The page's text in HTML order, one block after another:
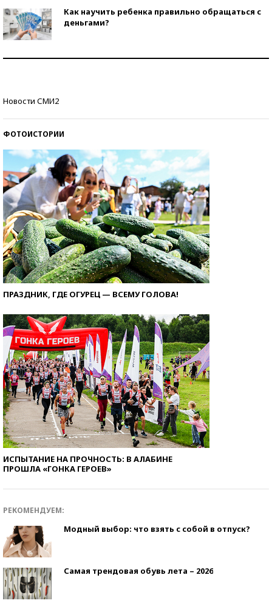
Как научить ребенка правильно обращаться с
деньгами?
Новости СМИ2
ФОТОИСТОРИИ
ПРАЗДНИК, ГДЕ ОГУРЕЦ — ВСЕМУ ГОЛОВА!
ИСПЫТАНИЕ НА ПРОЧНОСТЬ: В АЛАБИНЕ
ПРОШЛА «ГОНКА ГЕРОЕВ»
РЕКОМЕНДУЕМ:
Модный выбор: что взять с собой в отпуск?
Самая трендовая обувь лета – 2026